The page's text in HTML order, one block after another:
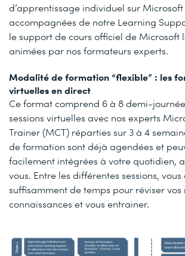
d’apprentissage individuel sur
accompagnées de notre Learning
le support de cours officiel de Microsoft
animées par nos formateurs experts.
Modalité de formation “flexible” : les
virtuelles en direct
Ce format comprend 6 à 8 demi-
sessions virtuelles avec nos experts
Trainer (MCT) réparties sur 3 à 4
de formation sont déjà agendées et
facilement intégrées à votre quotidien,
vous. Entre les différentes sessions,
suffisamment de temps pour réviser vos
connaissances et vous entrainer.